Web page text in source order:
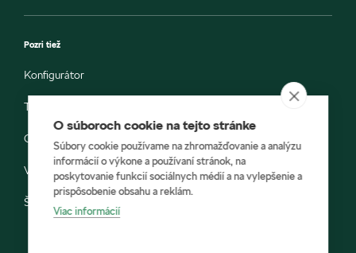
Pozri tiež
Konfigurátor
Testovacia jazda
Objednávka do servisu
Vozidlá ihneď k odberu
Škoda E-shop
O súboroch cookie na tejto stránke
Súbory cookie používame na zhromažďovanie a analýzu
informácií o výkone a používaní stránok, na
poskytovanie funkcií sociálnych médií a na vylepšenie a
prispôsobenie obsahu a reklám.
Viac informácií